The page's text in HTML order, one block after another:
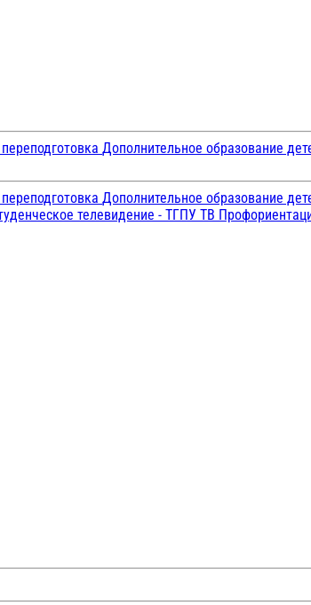
Дополнительное образование
Дополнительное образование
телевидение - ТГПУ ТВ